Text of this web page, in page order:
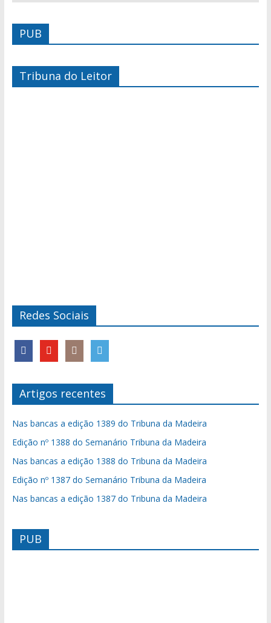
PUB
Tribuna do Leitor
Redes Sociais
Artigos recentes
Nas bancas a edição 1389 do Tribuna da Madeira
Edição nº 1388 do Semanário Tribuna da Madeira
Nas bancas a edição 1388 do Tribuna da Madeira
Edição nº 1387 do Semanário Tribuna da Madeira
Nas bancas a edição 1387 do Tribuna da Madeira
PUB